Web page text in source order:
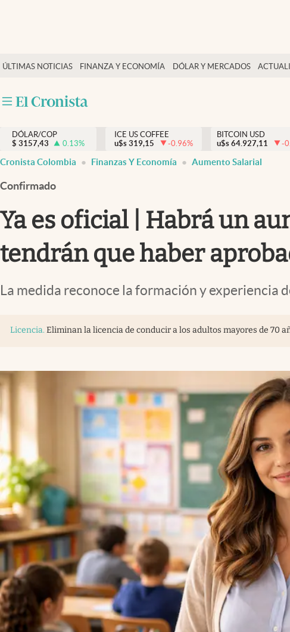
ÚLTIMAS NOTICIAS FINANZA Y ECONOMÍA DÓLAR Y MERCADOS
Salud y nutrición
Tiempo libre
Dólar y mercados
Curiosidades
DÓLAR/COP
$ 3157,43 0.13%
ICE US COFFEE
u$s 319,15 -0.96%
BITCOIN USD
u$s 64.927,11 -
Cronista Colombia Finanzas Y Economía Aumento Salarial
Confirmado
Ya es oficial | Habrá un
tendrán que haber
La medida reconoce la formación y experiencia
Licencia. Eliminan la licencia de conducir a los adultos mayores de 70